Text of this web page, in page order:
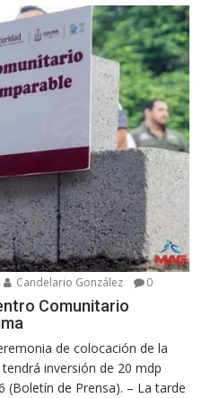
Candelario González 0
Comunitario
de colocación de la
inversión de 20 mdp
(Boletín de Prensa). – La tarde